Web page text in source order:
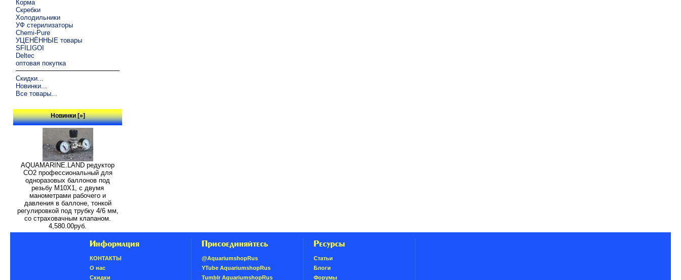
Корма
Скребки
Холодильники
УФ стерилизаторы
Chemi-Pure
УЦЕНЁННЫЕ товары
SFILIGOI
Deltec
оптовая покупка
Скидки...
Новинки...
Все товары...
Новинки [»]
AQUAMARINE.LAND редуктор
СО2 профессиональный для
одноразовых баллонов под
резьбу M10X1, с двумя
манометрами рабочего и
давления в баллоне, тонкой
регулировкой под трубку 4/6 мм,
со страховачным клапаном.
4,580.00руб.
Информация
КОНТАКТЫ
О нас
Скидки
Присоединяйтесь
@AquariumshopRus
YTube AquariumshopRus
Tumblr AquariumshopRus
Ресурсы
Статьи
Блоги
Форумы